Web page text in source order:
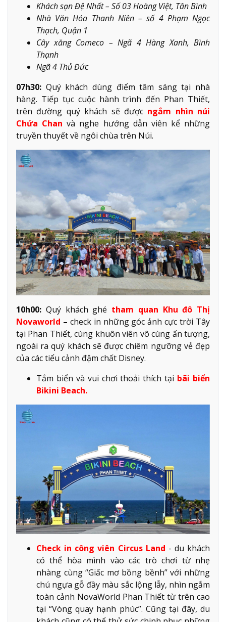
Khách sạn Đệ Nhất – Số 03 Hoàng Việt, Tân Bình
Nhà Văn Hóa Thanh Niên – số 4 Phạm Ngọc
Thạch, Quận 1
Cây xăng Comeco – Ngã 4 Hàng Xanh, Bình
Thạnh
Ngã 4 Thủ Đức
07h30: Quý khách dùng điểm tâm sáng tại nhà
hàng. Tiếp tục cuộc hành trình đến Phan Thiết,
trên đường quý khách sẽ được ngắm nhìn núi
Chứa Chan và nghe hướng dẫn viên kể những
truyền thuyết về ngôi chùa trên Núi.
10h00: Quý khách ghé tham quan Khu đô Thị
Novaworld – check in những góc ảnh cực trời Tây
tại Phan Thiết, cùng khuôn viên vô cùng ấn tượng,
ngoài ra quý khách sẽ được chiêm ngưỡng vẻ đẹp
của các tiểu cảnh đậm chất Disney.
Tắm biển và vui chơi thoải thích tại bãi biển
Bikini Beach.
Check in công viên Circus Land - du khách
có thể hòa mình vào các trò chơi từ nhẹ
nhàng cùng “Giấc mơ bồng bềnh” với những
chú ngựa gỗ đầy màu sắc lộng lẫy, nhìn ngắm
toàn cảnh NovaWorld Phan Thiết từ trên cao
tại “Vòng quay hạnh phúc”. Cũng tại đây, du